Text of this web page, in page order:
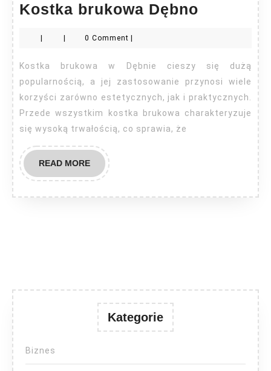
Kostka brukowa Dębno
brukowa
0 Comment
Kostka brukowa w Dębnie cieszy się dużą
popularnością, a jej zastosowanie przynosi wiele
korzyści zarówno estetycznych, jak i praktycznych.
Przede wszystkim kostka brukowa charakteryzuje
się wysoką trwałością, co sprawia, że
READ MOREREAD
MORE
Kategorie
Biznes